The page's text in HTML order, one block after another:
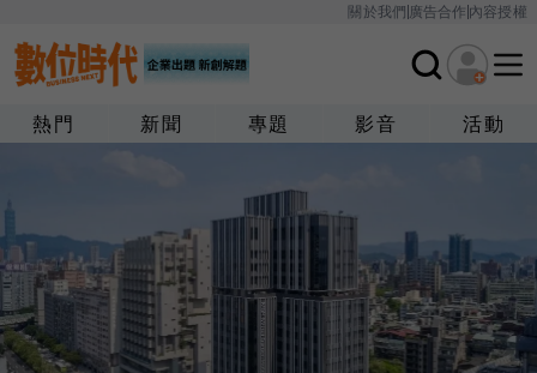
關於我們廣告合作內容授權
熱門 新聞 專題 影音 活動